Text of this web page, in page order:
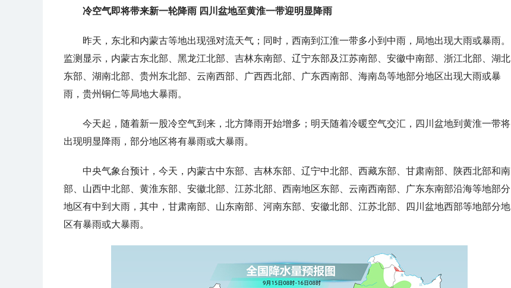
冷空气即将带来新一轮降雨 四川盆地至黄淮一带迎明显降雨
昨天，东北和内蒙古等地出现强对流天气；同时，西南到江淮一带多小到中雨，局地出现大雨或暴雨。
监测显示， 内蒙古东北部、黑龙江北部、吉林东南部、辽宁东部及江苏南部、安徽中南部、浙江北部、湖北
东部、湖南北部、贵州东北部、云南西部、广西西北部
广东西南部 、海南岛等地部分地区出现大雨或暴
雨，贵州铜仁等局地大暴雨。
今天起，随着新一股冷空气到来，北方降雨开始增多；明天随着冷暖空气交汇，四川盆地到黄淮一带将
出现明显降雨，部分地区将有暴雨或大暴雨。
中央气象台预计，今天， 内蒙古中东部、吉林东部、辽宁中北部、西藏东部、甘肃南部、陕西北部和南
部、山西中北部、黄淮东部、安徽北部、江苏北部、西南地区东部、云南西南部、广东东南部沿海等地部分
地区有中到大雨，其中，甘肃南部、山东南部、河南东部、安徽北部、江苏北部、四川盆地西部等地部分地
区有暴雨或大暴雨。